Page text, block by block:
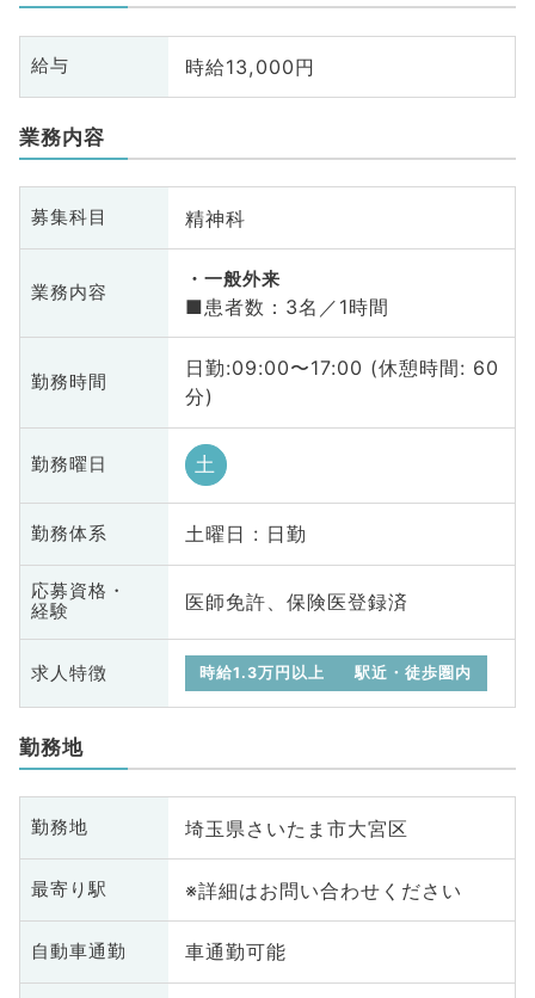
給与 時給13,000円
業務内容
募集科目 精神科
業務内容
一般外来
■患者数：3名／1時間
勤務時間
日勤:09:00〜17:00 (休憩時間: 60
分)
勤務曜日 土
勤務体系 土曜日 : 日勤
応募資格・
経験
医師免許、保険医登録済
求人特徴 時給1.3万円以上 駅近・徒歩圏内
勤務地
勤務地 埼玉県さいたま市大宮区
最寄り駅 ※詳細はお問い合わせください
自動車通勤 車通勤可能